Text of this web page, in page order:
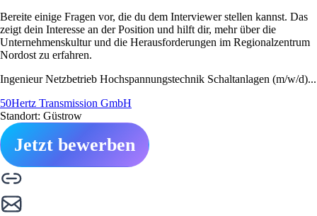
Bereite einige Fragen vor, die du dem Interviewer stellen kannst. Das
zeigt dein Interesse an der Position und hilft dir, mehr über die
Unternehmenskultur und die Herausforderungen im Regionalzentrum
Nordost zu erfahren.
Ingenieur Netzbetrieb Hochspannungstechnik Schaltanlagen (m/w/d)...
50Hertz Transmission GmbH
Standort: Güstrow
Jetzt bewerben